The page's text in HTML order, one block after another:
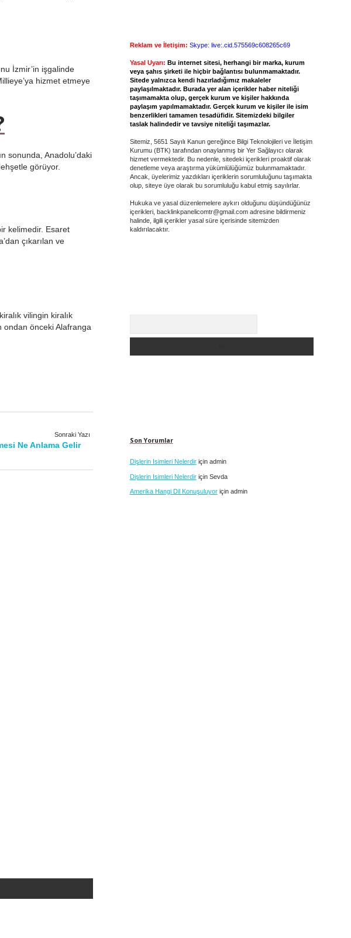
İzmir’in işgalinde
hizmet etmeye
sonunda, Anadolu’daki
görüyor.
kelimedir. Esaret
çıkarılan ve
vilingin kiralık
ondan önceki Alafranga
Sonraki Yazı
Ne Anlama Gelir
Reklam ve İletişim: Skype: live:.cid.575569c608265c69
Yasal Uyarı: Bu internet sitesi, herhangi bir marka, kurum
veya şahıs şirketi ile hiçbir bağlantısı bulunmamaktadır.
Sitede yalnızca kendi hazırladığımız makaleler
paylaşılmaktadır. Burada yer alan içerikler haber niteliği
taşımamakta olup, gerçek kurum ve kişiler hakkında
paylaşım yapılmamaktadır. Gerçek kurum ve kişiler ile isim
benzerlikleri tamamen tesadüfidir. Sitemizdeki bilgiler
taslak halindedir ve tavsiye niteliği taşımazlar.
Sitemiz, 5651 Sayılı Kanun gereğince Bilgi Teknolojileri ve İletişim
Kurumu (BTK) tarafından onaylanmış bir Yer Sağlayıcı olarak
hizmet vermektedir. Bu nedenle, sitedeki içerikleri proaktif olarak
denetleme veya araştırma yükümlülüğümüz bulunmamaktadır.
Ancak, üyelerimiz yazdıkları içeriklerin sorumluluğunu taşımakta
olup, siteye üye olarak bu sorumluluğu kabul etmiş sayılırlar.
Hukuka ve yasal düzenlemelere aykırı olduğunu düşündüğünüz
içerikleri, backlinkpanelicomtr@gmail.comadresine bildirmeniz
halinde, ilgili içerikler yasal süre içerisinde sitemizden
kaldırılacaktır.
Son Yorumlar
Dişlerin Isimleri Nelerdiriçin admin
Dişlerin Isimleri Nelerdiriçin Sevda
Amerika Hangi Dil Konuşuluyoriçin admin